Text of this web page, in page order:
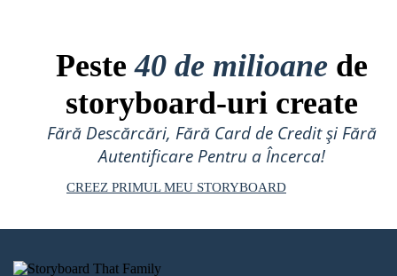
Peste40 de milioane de
storyboard-uri create
Fără Descărcări, Fără Card de Credit și Fără
Autentificare Pentru a Încerca!
CREEZ PRIMUL MEU STORYBOARD